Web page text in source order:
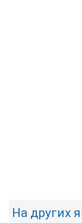
На других